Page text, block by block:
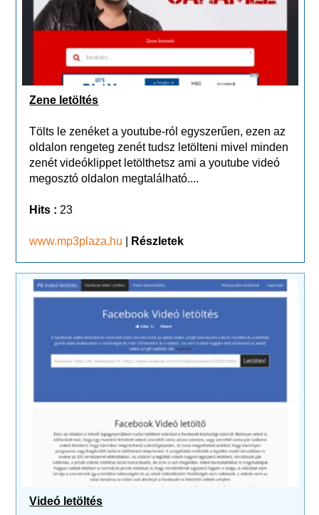
Zene letöltés
Tölts le zenéket a youtube-ról egyszerűen, ezen az
oldalon rengeteg zenét tudsz letölteni mivel minden
zenét videóklippet letölthetsz ami a youtube videó
megosztó oldalon megtalálható....
Hits : 23
www.mp3plaza.hu Részletek
Videó letöltés